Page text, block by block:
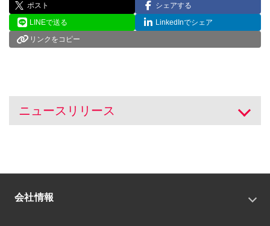
ポスト
シェアする
LINEで送る
LinkedInでシェア
リンクをコピー
ニュースリリース 開く
会社情報